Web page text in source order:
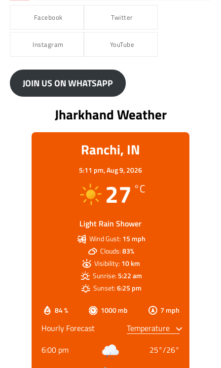
Facebook Twitter
Instagram YouTube
JOIN US ON WHATSAPP
Jharkhand Weather
Ranchi, IN
5:11 pm,Aug 9, 2026
27 °C
Light Rain Shower
84 % 1000 mb 7 mph
Wind Gust: 15 mph
Clouds:83%
Visibility:10 km
Sunrise:5:22 am
Sunset:6:25 pm
Hourly Forecast
6:00 pm
25°/26°